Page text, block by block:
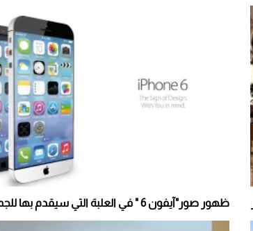
ظهور صور"آيفون 6 " في العلبة التي سيقدم بها للجمهور